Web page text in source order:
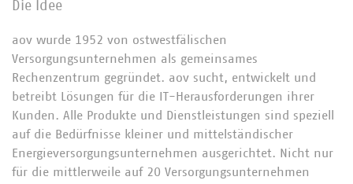
Die Idee
aov wurde 1952 von ostwestfälischen
Versorgungsunternehmen als gemeinsames
Rechenzentrum gegründet. aov sucht, entwickelt und
betreibt Lösungen für die IT-Herausforderungen ihrer
Kunden. Alle Produkte und Dienstleistungen sind speziell
auf die Bedürfnisse kleiner und mittelständischer
Energieversorgungsunternehmen ausgerichtet. Nicht nur
für die mittlerweile auf 20 Versorgungsunternehmen